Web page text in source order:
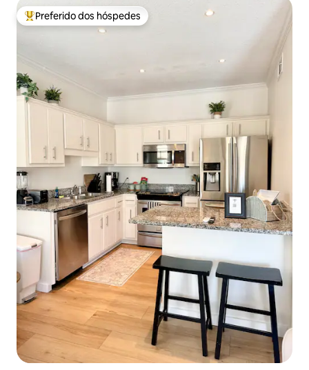
Entre os melhores preferidos dos hóspedes
Preferido dos hóspedes